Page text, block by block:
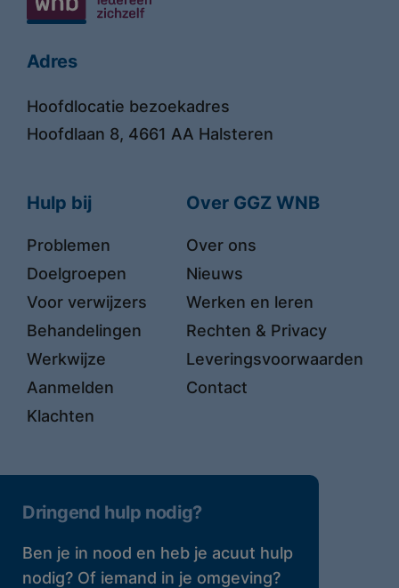
Adres
Hoofdlocatie bezoekadres
Hoofdlaan 8, 4661 AA Halsteren
Hulp bij
Problemen
Doelgroepen
Voor verwijzers
Behandelingen
Werkwijze
Aanmelden
Klachten
Over GGZ WNB
Over ons
Nieuws
Werken en leren
Rechten & Privacy
Leveringsvoorwaarden
Contact
Dringend hulp nodig?
Ben je in nood en heb je acuut hulp
nodig? Of iemand in je omgeving?